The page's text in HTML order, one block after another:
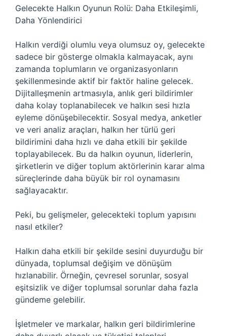
Gelecekte Halkın Oyunun Rolü: Daha Etkileşimli,
Daha Yönlendirici
Halkın verdiği olumlu veya olumsuz oy, gelecekte
sadece bir gösterge olmakla kalmayacak, aynı
zamanda toplumların ve organizasyonların
şekillenmesinde aktif bir faktör haline gelecek.
Dijitalleşmenin artmasıyla, anlık geri bildirimler
daha kolay toplanabilecek ve halkın sesi hızla
eyleme dönüşebilecektir. Sosyal medya, anketler
ve veri analiz araçları, halkın her türlü geri
bildirimini daha hızlı ve daha etkili bir şekilde
toplayabilecek. Bu da halkın oyunun, liderlerin,
şirketlerin ve diğer toplum aktörlerinin karar alma
süreçlerinde daha büyük bir rol oynamasını
sağlayacaktır.
Peki, bu gelişmeler, gelecekteki toplum yapısını
nasıl etkiler?
Halkın daha etkili bir şekilde sesini duyurduğu bir
dünyada, toplumsal değişim ve dönüşüm
hızlanabilir. Örneğin, çevresel sorunlar, sosyal
eşitsizlik ve diğer toplumsal sorunlar daha fazla
gündeme gelebilir.
İşletmeler ve markalar, halkın geri bildirimlerine